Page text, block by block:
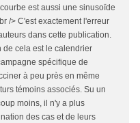
est aussi une sinusoïde
/> C'est exactement l'erreur
dans cette publication.
de cela est le calendrier
spécifique de
à peu près en même
témoins associés. Su un
moins, il n'y a plus
des cas et de leurs